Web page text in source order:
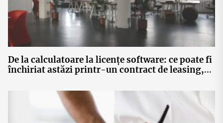
De la calculatoare la licențe software: ce poate fi
închiriat astăzi printr-un contract de leasing,